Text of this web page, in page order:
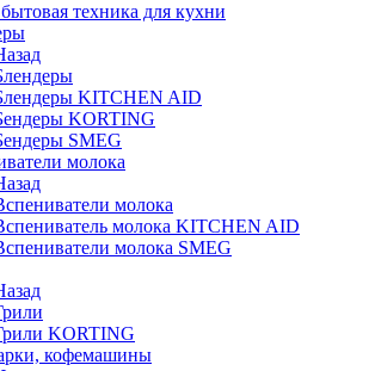
техника для кухни
KITCHEN AID
KORTING
SMEG
молока
молока
молока KITCHEN AID
молока SMEG
KORTING
кофемашины